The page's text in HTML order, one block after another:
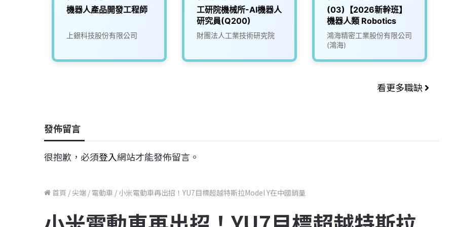
機器人產品開發工程師
上銀科技股份有限公司
工研院機械所-AI機器人
研究員(Q200)
財團法人工業技術研究院
(03)【2026新幹班】
機器人類 Robotics
鴻海精密工業股份有限公司
(鴻海)
看更多職缺
發佈留言
很抱歉，必須登入網站才能發佈留言。